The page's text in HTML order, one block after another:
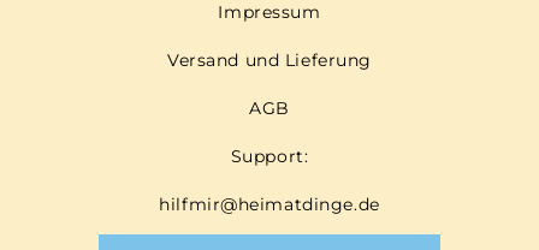
Impressum
Versand und Lieferung
AGB
Support:
hilfmir@heimatdinge.de